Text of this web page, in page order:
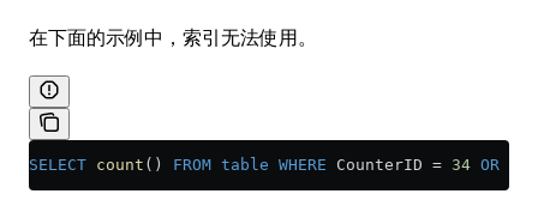
在下面的示例中，索引无法使用。
SELECT count () FROM table WHERE CounterID = 34 OR